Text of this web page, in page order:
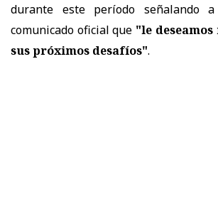
durante este período señalando
comunicado oficial que "le
sus próximos desafíos".